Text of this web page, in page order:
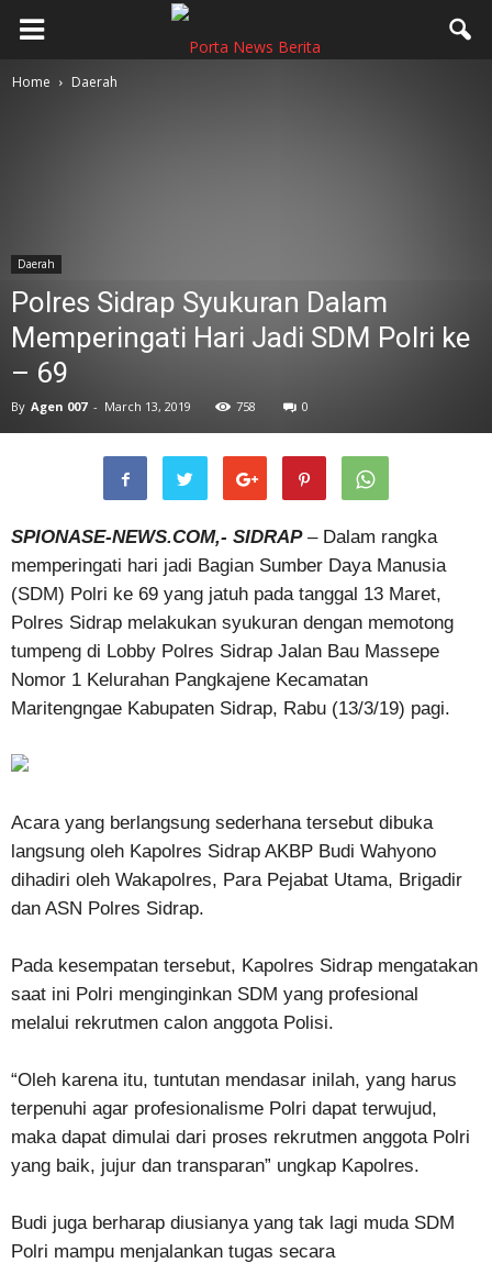
Home Daerah
Daerah
Polres Sidrap Syukuran Dalam
Memperingati Hari Jadi SDM Polri ke
– 69
By Agen 007 - March 13, 2019 758 0
SPIONASE-NEWS.COM,- SIDRAP– Dalam rangka
memperingati hari jadi Bagian Sumber Daya Manusia
(SDM) Polri ke 69 yang jatuh pada tanggal 13 Maret,
Polres Sidrap melakukan syukuran dengan memotong
tumpeng di Lobby Polres Sidrap Jalan Bau Massepe
Nomor 1 Kelurahan Pangkajene Kecamatan
Maritengngae Kabupaten Sidrap, Rabu (13/3/19) pagi.
Acara yang berlangsung sederhana tersebut dibuka
langsung oleh Kapolres Sidrap AKBP Budi Wahyono
dihadiri oleh Wakapolres, Para Pejabat Utama, Brigadir
dan ASN Polres Sidrap.
Pada kesempatan tersebut, Kapolres Sidrap mengatakan
saat ini Polri menginginkan SDM yang profesional
melalui rekrutmen calon anggota Polisi.
“Oleh karena itu, tuntutan mendasar inilah, yang harus
terpenuhi agar profesionalisme Polri dapat terwujud,
maka dapat dimulai dari proses rekrutmen anggota Polri
yang baik, jujur dan transparan” ungkap Kapolres.
Budi juga berharap diusianya yang tak lagi muda SDM
Polri mampu menjalankan tugas secara